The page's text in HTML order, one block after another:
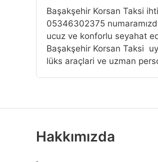
Başakşehir Korsan Taksi
05346302375
ucuz ve konforlu seyahat
Başakşehir Korsan Taksi
lüks araçlari ve uzman
Hakkımızda